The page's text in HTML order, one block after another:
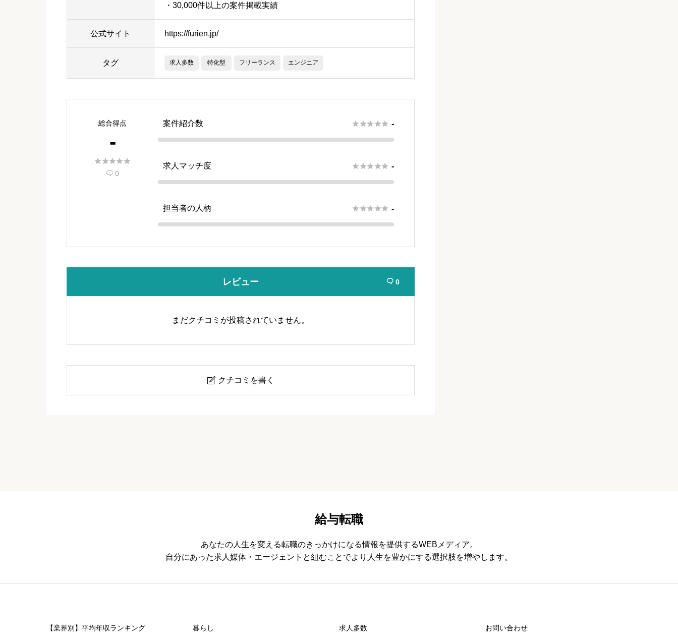
・30,000件以上の案件掲載実績
公式サイト https://furien.jp/
タグ 求人多数 特化型 フリーランス エンジニア
総合得点
-

 0
案件紹介数  -
求人マッチ度  -
担当者の人柄  -
レビュー  0
まだクチコミが投稿されていません。
 クチコミを書く
必須
給与転職
あなたの人生を変える転職のきっかけになる情報を提供するWEBメディア。
自分にあった求人媒体・エージェントと組むことでより人生を豊かにする選択肢を増やします。
【業界別】平均年収ランキング 暮らし 求人多数 お問い合わせ